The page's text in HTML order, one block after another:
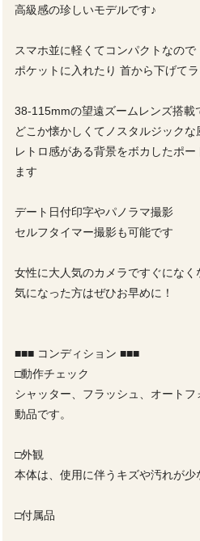
高級感の珍しいモデルです♪
スマホ並に軽くてコンパクトなので
ポケットに入れたり 首から下げて
38-115mmの望遠ズームレンズ搭載
どこか懐かしくてノスタルジックな
レトロ感がある背景をボカしたポ
ます
デート日付印字やパノラマ撮影
セルフタイマー撮影も可能です
女性に大人気のカメラですぐにな
気になった方はぜひお早めに！
■■■ コンディション ■■■
□動作チェック
シャッター、フラッシュ、オート
動品です。
□外観
本体は、使用に伴うキズや汚れが少
□付属品